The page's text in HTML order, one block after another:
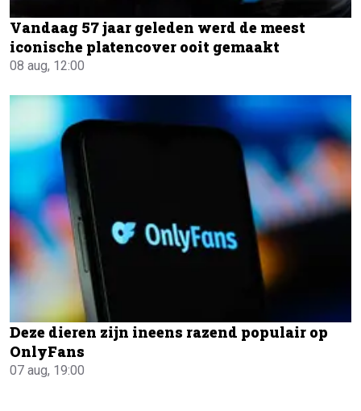
Vandaag 57 jaar geleden werd de meest
iconische platencover ooit gemaakt
08 aug, 12:00
Deze dieren zijn ineens razend populair op
OnlyFans
07 aug, 19:00